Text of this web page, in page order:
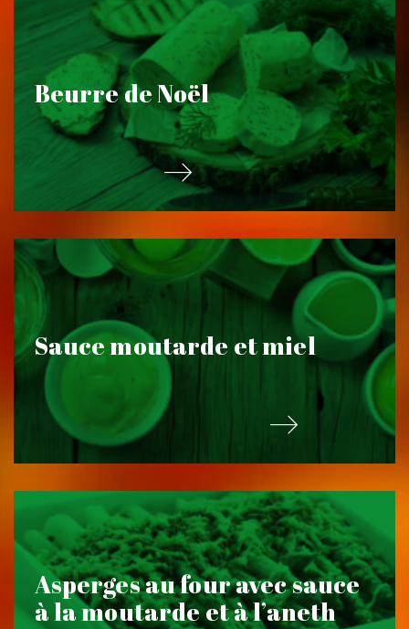
Beurre de Noël
Sauce moutarde et miel
Asperges au four avec sauce
à la moutarde et à l’aneth